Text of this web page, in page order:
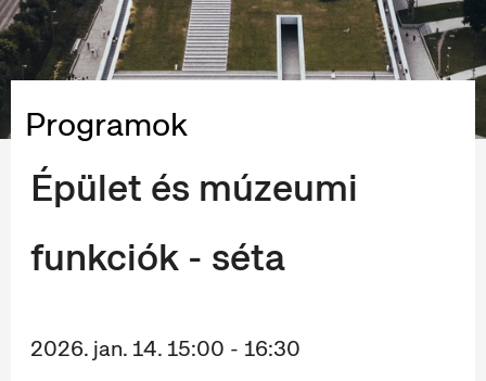
Programok
Épület és múzeumi
funkciók - séta
2026. jan. 14. 15:00 - 16:30